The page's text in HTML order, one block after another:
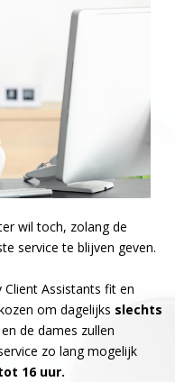
wil toch, zolang de
service te blijven geven.
Assistants fit en
om dagelijks slechts
de dames zullen
zo lang mogelijk
16 uur.